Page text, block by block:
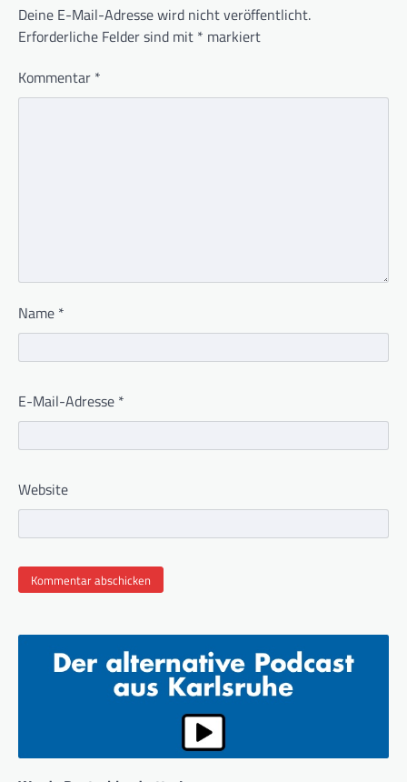
Deine E-Mail-Adresse wird nicht veröffentlicht.
Erforderliche Felder sind mit * markiert
Kommentar *
Name *
E-Mail-Adresse *
Website